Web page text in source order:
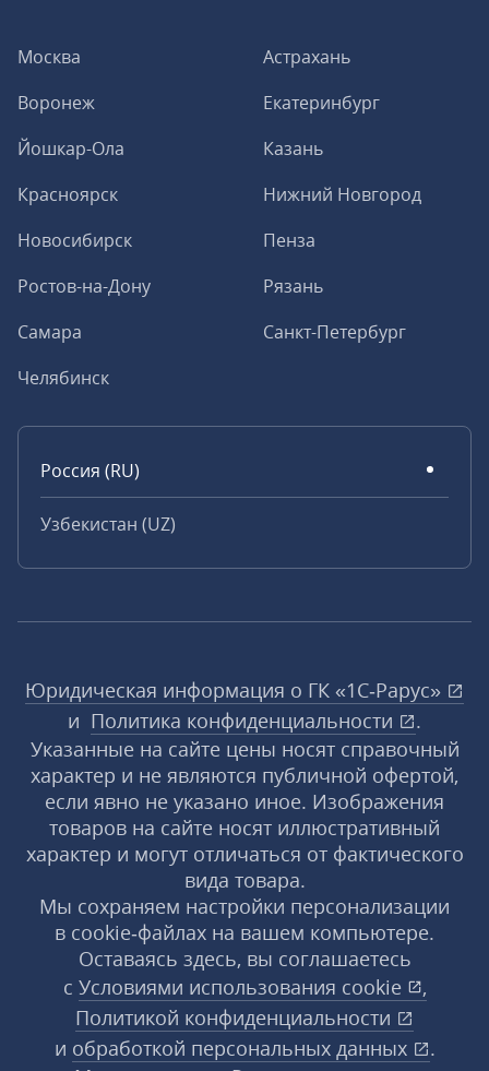
Москва
Астрахань
Воронеж
Екатеринбург
Йошкар-Ола
Казань
Красноярск
Нижний Новгород
Новосибирск
Пенза
Ростов-на-Дону
Рязань
Самара
Санкт-Петербург
Челябинск
Россия (RU)
Узбекистан (UZ)
Юридическая информация о ГК «1С‑Рарус»
и Политика конфиденциальности
.
Указанные на сайте цены носят справочный
характер и не являются публичной офертой,
если явно не указано иное. Изображения
товаров на сайте носят иллюстративный
характер и могут отличаться от фактического
вида товара.
Мы сохраняем настройки персонализации
в cookie‑файлах на вашем компьютере.
Оставаясь здесь, вы соглашаетесь
с Условиями использования cookie
,
Политикой конфиденциальности
и обработкой персональных данных
.